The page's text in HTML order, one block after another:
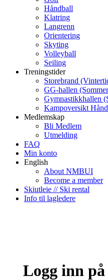
Håndball
Klatring
Langrenn
Orientering
Skyting
Volleyball
Seiling
Treningstider
Storebrand
GG-hallen
Gymnastikkhallen
Kampoversikt
Medlemskap
Bli Medlem
Utmelding
FAQ
Min konto
English
About NMBUI
Become a member
Skiutleie // Ski rental
Info til lagledere
Logg inn